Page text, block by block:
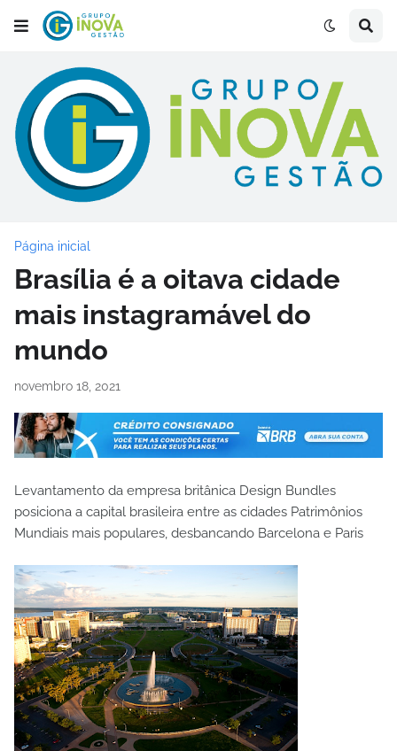
Página inicial
Brasília é a oitava cidade
mais instagramável do
mundo
novembro 18, 2021
Levantamento da empresa britânica Design Bundles
posiciona a capital brasileira entre as cidades Patrimônios
Mundiais mais populares, desbancando Barcelona e Paris